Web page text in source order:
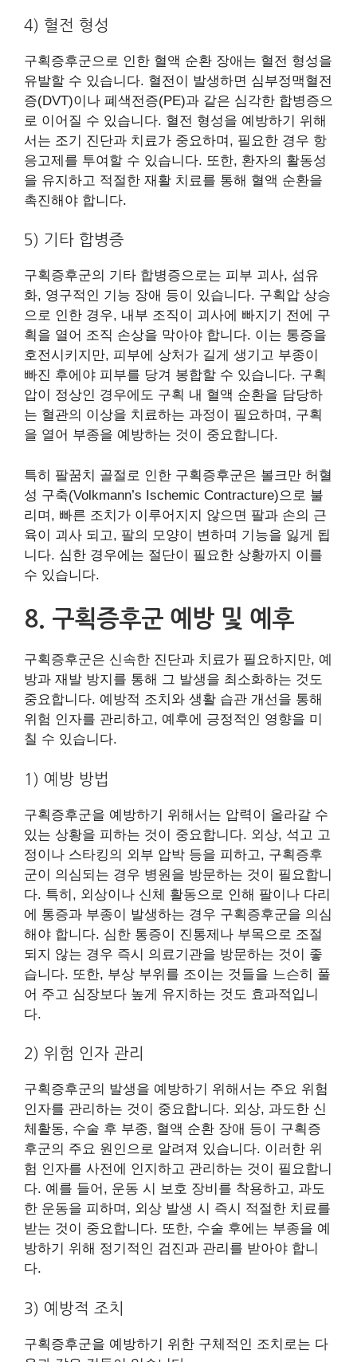
4) 혈전 형성
구획증후군으로 인한 혈액 순환 장애는 혈전 형성을
유발할 수 있습니다. 혈전이 발생하면 심부정맥혈전
증(DVT)이나 폐색전증(PE)과 같은 심각한 합병증으
로 이어질 수 있습니다. 혈전 형성을 예방하기 위해
서는 조기 진단과 치료가 중요하며, 필요한 경우 항
응고제를 투여할 수 있습니다. 또한, 환자의 활동성
을 유지하고 적절한 재활 치료를 통해 혈액 순환을
촉진해야 합니다.
5) 기타 합병증
구획증후군의 기타 합병증으로는 피부 괴사, 섬유
화, 영구적인 기능 장애 등이 있습니다. 구획압 상승
으로 인한 경우, 내부 조직이 괴사에 빠지기 전에 구
획을 열어 조직 손상을 막아야 합니다. 이는 통증을
호전시키지만, 피부에 상처가 길게 생기고 부종이
빠진 후에야 피부를 당겨 봉합할 수 있습니다. 구획
압이 정상인 경우에도 구획 내 혈액 순환을 담당하
는 혈관의 이상을 치료하는 과정이 필요하며, 구획
을 열어 부종을 예방하는 것이 중요합니다.
특히 팔꿈치 골절로 인한 구획증후군은 볼크만 허혈
성 구축(Volkmann’s Ischemic Contracture)으로 불
리며, 빠른 조치가 이루어지지 않으면 팔과 손의 근
육이 괴사 되고, 팔의 모양이 변하며 기능을 잃게 됩
니다. 심한 경우에는 절단이 필요한 상황까지 이를
수 있습니다.
8. 구획증후군 예방 및 예후
구획증후군은 신속한 진단과 치료가 필요하지만, 예
방과 재발 방지를 통해 그 발생을 최소화하는 것도
중요합니다. 예방적 조치와 생활 습관 개선을 통해
위험 인자를 관리하고, 예후에 긍정적인 영향을 미
칠 수 있습니다.
1) 예방 방법
구획증후군을 예방하기 위해서는 압력이 올라갈 수
있는 상황을 피하는 것이 중요합니다. 외상, 석고 고
정이나 스타킹의 외부 압박 등을 피하고, 구획증후
군이 의심되는 경우 병원을 방문하는 것이 필요합니
다. 특히, 외상이나 신체 활동으로 인해 팔이나 다리
에 통증과 부종이 발생하는 경우 구획증후군을 의심
해야 합니다. 심한 통증이 진통제나 부목으로 조절
되지 않는 경우 즉시 의료기관을 방문하는 것이 좋
습니다. 또한, 부상 부위를 조이는 것들을 느슨히 풀
어 주고 심장보다 높게 유지하는 것도 효과적입니
다.
2) 위험 인자 관리
구획증후군의 발생을 예방하기 위해서는 주요 위험
인자를 관리하는 것이 중요합니다. 외상, 과도한 신
체활동, 수술 후 부종, 혈액 순환 장애 등이 구획증
후군의 주요 원인으로 알려져 있습니다. 이러한 위
험 인자를 사전에 인지하고 관리하는 것이 필요합니
다. 예를 들어, 운동 시 보호 장비를 착용하고, 과도
한 운동을 피하며, 외상 발생 시 즉시 적절한 치료를
받는 것이 중요합니다. 또한, 수술 후에는 부종을 예
방하기 위해 정기적인 검진과 관리를 받아야 합니
다.
3) 예방적 조치
구획증후군을 예방하기 위한 구체적인 조치로는 다